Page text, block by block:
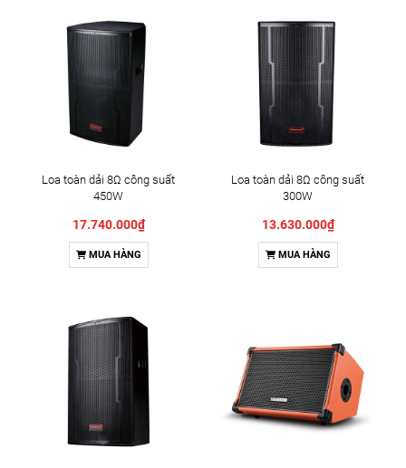
Loa toàn dải 8Ω công suất
450W
17.740.000₫
MUA HÀNG
Loa toàn dải 8Ω công suất
300W
13.630.000₫
MUA HÀNG